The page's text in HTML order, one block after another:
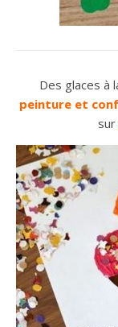
Des glaces à
peinture et
sur